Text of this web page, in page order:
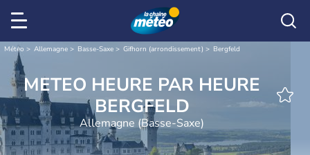
Météo Allemagne Basse-Saxe Gifhorn (arrondissement) Bergfeld
METEO HEURE PAR HEURE
BERGFELD
Allemagne (Basse-Saxe)